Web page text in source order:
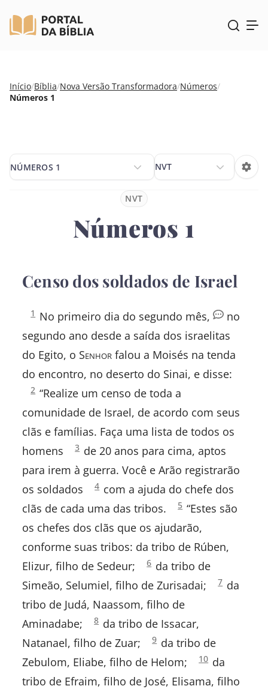
Pular
para
Início/Bíblia/Nova Versão Transformadora/Números/
Números 1
NÚMEROS 1
NVT
Números 1
Censo dos soldados de Israel
Números
1:
1 No primeiro dia do segundo mês,
no
segundo ano desde a saída dos israelitas
do Egito, o Senhorfalou a Moisés na tenda
do encontro, no deserto do Sinai, e disse:
Números
1:
2 “Realize um censo de toda a
comunidade de Israel, de acordo com seus
clãs e famílias. Faça uma lista de todos os
homens
Números
1:
3 de 20 anos para cima, aptos
para irem à guerra. Você e Arão registrarão
os soldados
Números
1:
4 com a ajuda do chefe dos
clãs de cada uma das tribos.
Números
1:
5 “Estes são
os chefes dos clãs que os ajudarão,
conforme suas tribos: da tribo de Rúben,
Elizur, filho de Sedeur;
Números
1:
6 da tribo de
Simeão, Selumiel, filho de Zurisadai;
Números
1:
7 da
tribo de Judá, Naassom, filho de
Aminadabe;
Números
1:
8 da tribo de Issacar,
Natanael, filho de Zuar;
Números
1:
9 da tribo de
Zebulom, Eliabe, filho de Helom;
Números
1:
10 da
tribo de Efraim, filho de José, Elisama, filho